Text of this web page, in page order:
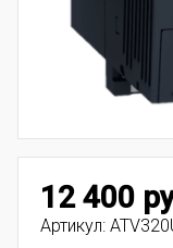
12 400
Артикул: